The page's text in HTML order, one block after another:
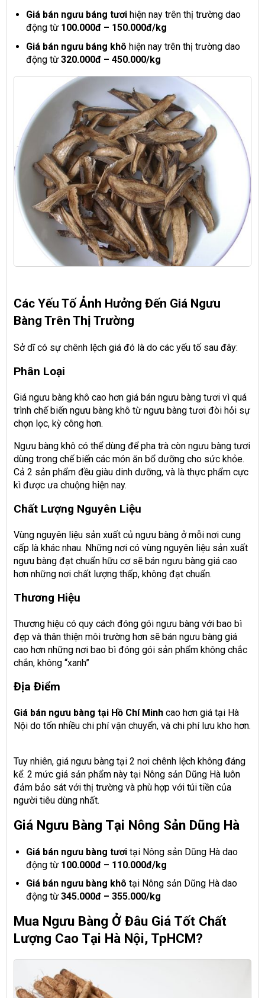
Giá bán ngưu báng tươi hiện nay trên thị trường dao
động từ100.000đ – 150.000đ/kg
Giá bán ngưu báng khô hiện nay trên thị trường dao
động từ 320.000đ – 450.000/kg
Các Yếu Tố Ảnh Hưởng Đến Giá Ngưu
Bàng Trên Thị Trường
Sở dĩ có sự chênh lệch giá đó là do các yếu tố sau đây:
Phân Loại
Giá ngưu bàng khô cao hơn giá bán ngưu bàng tươi vì quá
trình chế biến ngưu bàng khô từ ngưu bàng tươi đòi hỏi sự
chọn lọc, kỳ công hơn.
Ngưu bàng khô có thể dùng để pha trà còn ngưu bàng tươi
dùng trong chế biến các món ăn bổ dưỡng cho sức khỏe.
Cả 2 sản phẩm đều giàu dinh dưỡng, và là thực phẩm cực
kì được ưa chuộng hiện nay.
Chất Lượng Nguyên Liệu
Vùng nguyên liệu sản xuất củ ngưu bàng ở mỗi nơi cung
cấp là khác nhau. Những nơi có vùng nguyên liệu sản xuất
ngưu bàng đạt chuẩn hữu cơ sẽ bán ngưu bàng giá cao
hơn những nơi chất lượng thấp, không đạt chuẩn.
Thương Hiệu
Thương hiệu có quy cách đóng gói ngưu bàng với bao bì
đẹp và thân thiện môi trường hơn sẽ bán ngưu bàng giá
cao hơn những nơi bao bì đóng gói sản phẩm không chắc
chắn, không “xanh”
Địa Điểm
Giá bán ngưu bàng tại Hồ Chí Minh cao hơn giá tại Hà
Nội do tốn nhiều chi phí vận chuyển, và chi phí lưu kho hơn.
Tuy nhiên, giá ngưu bàng tại 2 nơi chênh lệch không đáng
kể. 2 mức giá sản phẩm này tại Nông sản Dũng Hà luôn
đảm bảo sát với thị trường và phù hợp với túi tiền của
người tiêu dùng nhất.
Giá Ngưu Bàng Tại Nông Sản Dũng Hà
Giá bán ngưu bàng tươi tại Nông sản Dũng Hà dao
động từ100.000đ – 110.000đ/kg
Giá bán ngưu bàng khô tại Nông sản Dũng Hà dao
động từ 345.000đ – 355.000/kg
Mua Ngưu Bàng Ở Đâu Giá Tốt Chất
Lượng Cao Tại Hà Nội, TpHCM?